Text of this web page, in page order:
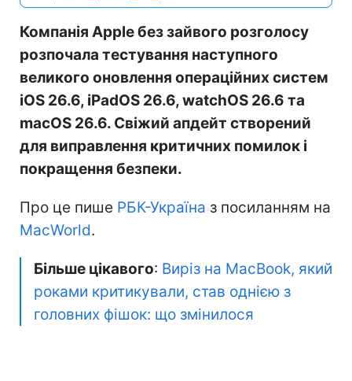
Компанія Apple без зайвого розголосу
розпочала тестування наступного
великого оновлення операційних систем
iOS 26.6, iPadOS 26.6, watchOS 26.6 та
macOS 26.6. Свіжий апдейт створений
для виправлення критичних помилок і
покращення безпеки.
Про це пише РБК-Україна з посиланням на
MacWorld.
Більше цікавого: Виріз на MacBook, який
роками критикували, став однією з
головних фішок: що змінилося